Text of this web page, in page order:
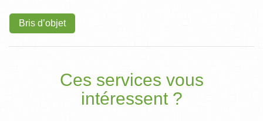
Bris d’objet
Ces services vous
intéressent ?